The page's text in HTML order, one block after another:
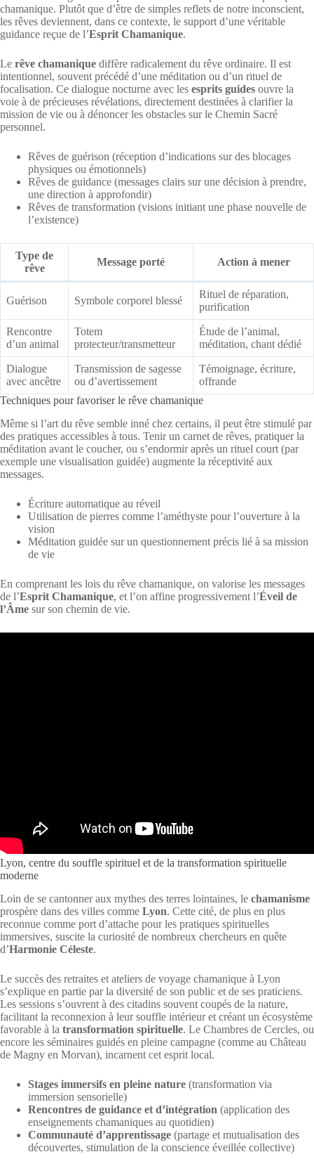
chamanique. Plutôt que d’être de simples reflets de notre inconscient,
les rêves deviennent, dans ce contexte, le support d’une véritable
guidance reçue de l’Esprit Chamanique.
Le rêve chamanique diffère radicalement du rêve ordinaire. Il est
intentionnel, souvent précédé d’une méditation ou d’un rituel de
focalisation. Ce dialogue nocturne avec les esprits guides ouvre la
voie à de précieuses révélations, directement destinées à clarifier la
mission de vie ou à dénoncer les obstacles sur le Chemin Sacré
personnel.
Rêves de guérison (réception d’indications sur des blocages
physiques ou émotionnels)
Rêves de guidance (messages clairs sur une décision à prendre,
une direction à approfondir)
Rêves de transformation (visions initiant une phase nouvelle de
l’existence)
Type de
rêve
Message porté Action à mener
Guérison Symbole corporel blessé
Rituel de réparation,
purification
Rencontre
d’un animal
Totem
protecteur/transmetteur
Étude de l’animal,
méditation, chant dédié
Dialogue
avec ancêtre
Transmission de sagesse
ou d’avertissement
Témoignage, écriture,
offrande
Techniques pour favoriser le rêve chamanique
Même si l’art du rêve semble inné chez certains, il peut être stimulé par
des pratiques accessibles à tous. Tenir un carnet de rêves, pratiquer la
méditation avant le coucher, ou s’endormir après un rituel court (par
exemple une visualisation guidée) augmente la réceptivité aux
messages.
Écriture automatique au réveil
Utilisation de pierres comme l’améthyste pour l’ouverture à la
vision
Méditation guidée sur un questionnement précis lié à sa mission
de vie
En comprenant les lois du rêve chamanique, on valorise les messages
de l’Esprit Chamanique, et l’on affine progressivement l’Éveil de
l’Âme sur son chemin de vie.
Lyon, centre du souffle spirituel et de la transformation spirituelle
moderne
Loin de se cantonner aux mythes des terres lointaines, le chamanisme
prospère dans des villes comme Lyon. Cette cité, de plus en plus
reconnue comme port d’attache pour les pratiques spirituelles
immersives, suscite la curiosité de nombreux chercheurs en quête
d’Harmonie Céleste.
Le succès des retraites et ateliers de voyage chamanique à Lyon
s’explique en partie par la diversité de son public et de ses praticiens.
Les sessions s’ouvrent à des citadins souvent coupés de la nature,
facilitant la reconnexion à leur souffle intérieur et créant un écosystème
favorable à la transformation spirituelle. Le Chambres de Cercles, ou
encore les séminaires guidés en pleine campagne (comme au Château
de Magny en Morvan), incarnent cet esprit local.
Stages immersifs en pleine nature (transformation via
immersion sensorielle)
Rencontres de guidance et d’intégration (application des
enseignements chamaniques au quotidien)
Communauté d’apprentissage (partage et mutualisation des
découvertes, stimulation de la conscience éveillée collective)